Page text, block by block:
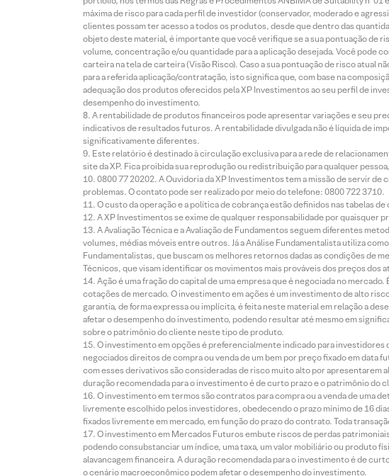
máxima de risco para cada perfil de investidor (conservador, moderado e
clientes possam ter acesso a todos os produtos, desde que dentro das
objeto deste material, é importante que você verifique se a sua pontuação de
volume, concentração e/ou quantidade para a aplicação desejada. Você pode
carteira na tela de carteira (Visão Risco). Caso a sua pontuação de risco atual
para a referida aplicação/contratação, isto significa que, com base na
adequação dos produtos oferecidos pela XP Investimentos ao seu perfil de
desempenho do investimento.
A rentabilidade de produtos financeiros pode apresentar variações e seu
indicativos de resultados futuros. A rentabilidade divulgada não é líquida de
significativamente diferentes.
Este relatório é destinado à circulação exclusiva para a rede de
site da XP. Fica proibida sua reprodução ou redistribuição para qualquer
0800 77 20202. A Ouvidoria da XP Investimentos tem a missão de servir
problemas. O contato pode ser realizado por meio do telefone: 0800 722 3710.
O custo da operação e a política de cobrança estão definidos nas tabelas
A XP Investimentos se exime de qualquer responsabilidade por
A Avaliação Técnica e a Avaliação de Fundamentos seguem diferentes
volumes, médias móveis entre outros. Já a Análise Fundamentalista utiliza
Fundamentalistas, que buscam os melhores retornos dadas as condições de
Técnicos, que visam identificar os movimentos mais prováveis dos preços dos
Ação é uma fração do capital de uma empresa que é negociada no
cotações de mercado. O investimento em ações é um investimento de alto
garantia, de forma expressa ou implícita, é feita neste material em relação a
afetar o desempenho do investimento, podendo resultar até mesmo em
sobre o patrimônio do cliente neste tipo de produto.
O investimento em opções é preferencialmente indicado para
negociados direitos de compra ou venda de um bem por preço fixado em
com esses derivativos são consideradas de risco muito alto por
duração recomendada para o investimento é de curto prazo e o patrimônio do
O investimento em termos são contratos para compra ou a venda de uma
livremente escolhido pelos investidores, obedecendo o prazo mínimo de 16
fixados livremente em mercado, em função do prazo do contrato. Toda
O investimento em Mercados Futuros embute riscos de perdas
podendo consubstanciar um índice, uma taxa, um valor mobiliário ou produto
alavancagem financeira. A duração recomendada para o investimento é de
o cenário macroeconômico podem afetar o desempenho do investimento.